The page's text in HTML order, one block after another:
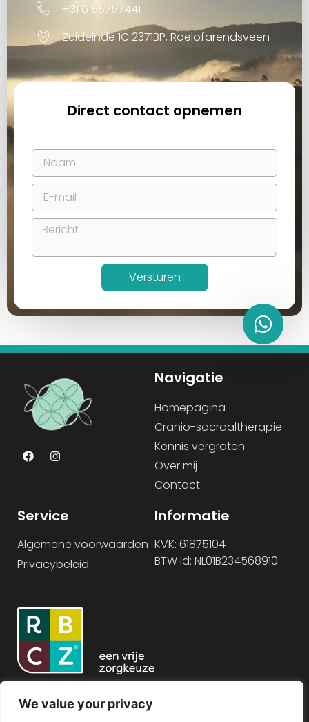
We value your privacy
+31 6 55757441
Zuideinde 1C 2371BP, Roelofarendsveen
Direct contact opnemen
Versturen
Navigatie
Homepagina
Cranio-sacraaltherapie
Kennis vergroten
Over mij
Contact
Service
Algemene voorwaarden
Privacybeleid
Informatie
KVK: 61875104
BTW id: NL01B234568910